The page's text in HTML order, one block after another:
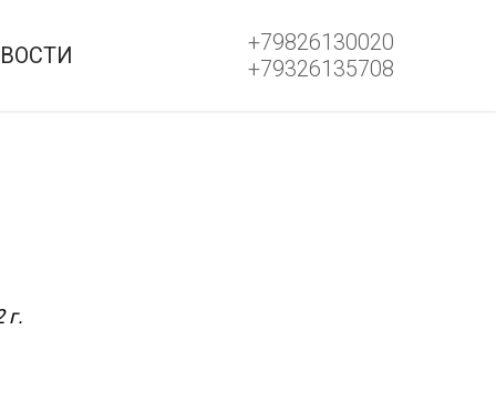
+79826130020
+79326135708
г.